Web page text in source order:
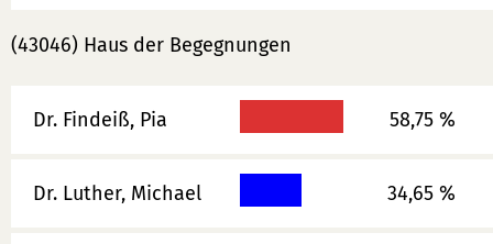
(43046) Haus der Begegnungen
Dr. Findeiß, Pia 58,75 %
Dr. Luther, Michael 34,65 %